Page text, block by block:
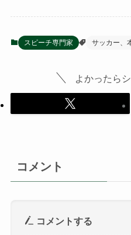
スピーチ専門家 サッカー、
よかったら
コメント
コメントする